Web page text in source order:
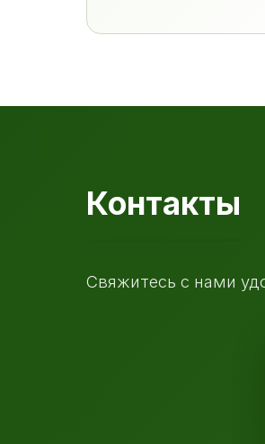
Контакты
Свяжитесь с нами